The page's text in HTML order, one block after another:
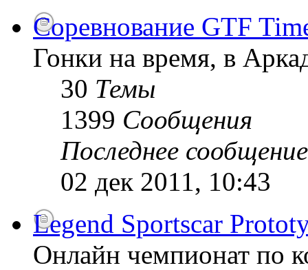
Соревнование GTF
Гонки на время, в
30 Темы
1399 Сообщения
Последнее сообщение
02 дек 2011, 10:43
Legend Sportscar
Онлайн чемпионат по